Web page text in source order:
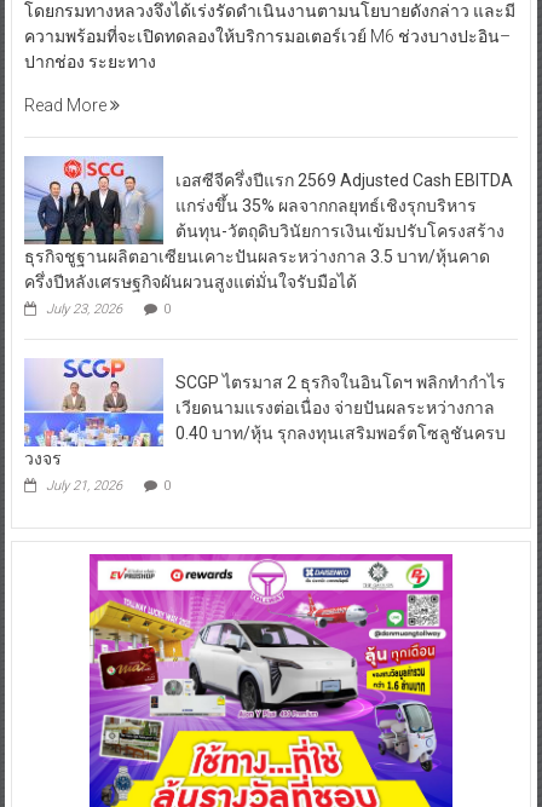
โดยกรมทางหลวงจึงได้เร่งรัดดำเนินงานตามนโยบายดังกล่าว และมี
ความพร้อมที่จะเปิดทดลองให้บริการมอเตอร์เวย์ M6 ช่วงบางปะอิน–
ปากช่อง ระยะทาง
Read More
เอสซีจีครึ่งปีแรก 2569 Adjusted Cash EBITDA
แกร่งขึ้น 35% ผลจากกลยุทธ์เชิงรุกบริหาร
ต้นทุน-วัตถุดิบวินัยการเงินเข้มปรับโครงสร้าง
ธุรกิจชูฐานผลิตอาเซียนเคาะปันผลระหว่างกาล 3.5 บาท/หุ้นคาด
ครึ่งปีหลังเศรษฐกิจผันผวนสูงแต่มั่นใจรับมือได้
July 23, 2026 0
SCGP ไตรมาส 2 ธุรกิจในอินโดฯ พลิกทำกำไร
เวียดนามแรงต่อเนื่อง จ่ายปันผลระหว่างกาล
0.40 บาท/หุ้น รุกลงทุนเสริมพอร์ตโซลูชันครบ
วงจร
July 21, 2026 0